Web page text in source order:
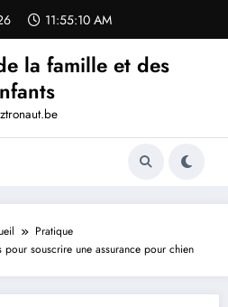
11:55:12 AM
la famille et des
Pratique
pour souscrire une assurance pour chien